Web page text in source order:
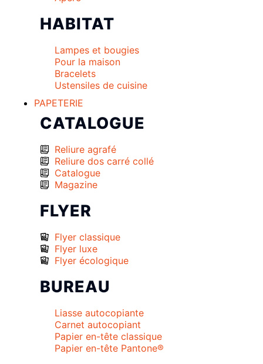
HABITAT
Lampes et bougies
Pour la maison
Bracelets
Ustensiles de cuisine
PAPETERIE
CATALOGUE
Reliure agrafé
Reliure dos carré collé
Catalogue
Magazine
FLYER
Flyer classique
Flyer luxe
Flyer écologique
BUREAU
Liasse autocopiante
Carnet autocopiant
Papier en-tête classique
Papier en-tête Pantone®